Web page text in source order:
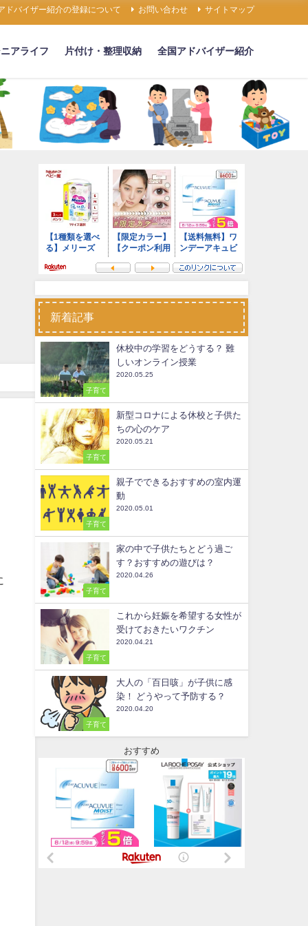
ドバイザー紹介の登録について お問い合わせ サイトマップ
アライフ 片付け・整理収納 全国アドバイザー紹介
新着記事
子育て
休校中の学習をどうする？ 難
しいオンライン授業
2020.05.25
子育て
新型コロナによる休校と子供た
ちの心のケア
2020.05.21
子育て
親子でできるおすすめの室内運
動
2020.05.01
子育て
家の中で子供たちとどう過ご
す？おすすめの遊びは？
2020.04.26
子育て
これから妊娠を希望する女性が
受けておきたいワクチン
2020.04.21
子育て
大人の「百日咳」が子供に感
染！ どうやって予防する？
2020.04.20
おすすめ